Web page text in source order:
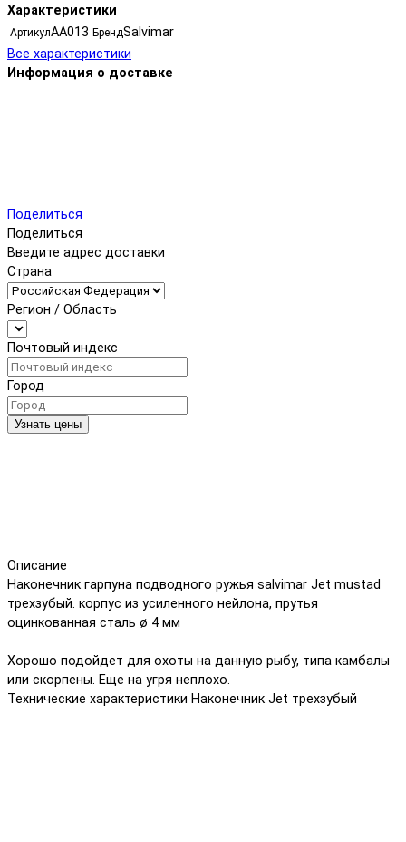
Характеристики
АртикулAA013 БрендSalvimar
Все характеристики
Информация о доставке
Поделиться
Поделиться
Введите адрес доставки
Страна
Регион / Область
Почтовый индекс
Город
Узнать цены
Описание
Наконечник гарпуна подводного ружья salvimar Jet mustad
трехзубый. корпус из усиленного нейлона, прутья
оцинкованная сталь ø 4 мм
Хорошо подойдет для охоты на данную рыбу, типа камбалы
или скорпены. Еще на угря неплохо.
Технические характеристики Наконечник Jet трехзубый